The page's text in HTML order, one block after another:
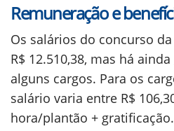
Remuneração e
Os salários do concurso
R$ 12.510,38, mas há
alguns cargos. Para os
salário varia entre R$
hora/plantão + gratificação.